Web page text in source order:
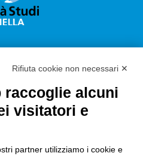
S.p.A.
2 – 13900 Biella Italy –
Rifiuta cookie non necessari ✕
raccoglie alcuni
visitatori e
partner utilizziamo i cookie e